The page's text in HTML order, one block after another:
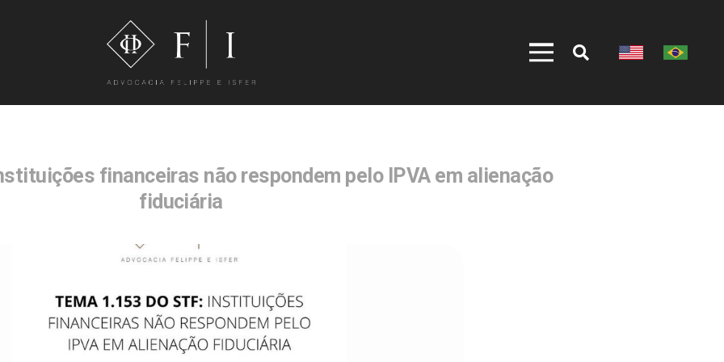
financeiras não respondem pelo IPVA em alienação
fiduciária